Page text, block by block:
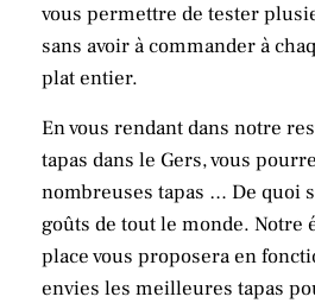
vous permettre de tester
sans avoir à commander à
plat entier.
En vous rendant dans notre
tapas dans le Gers, vous
nombreuses tapas … De quoi
goûts de tout le monde. Notre
place vous proposera en
envies les meilleures tapas